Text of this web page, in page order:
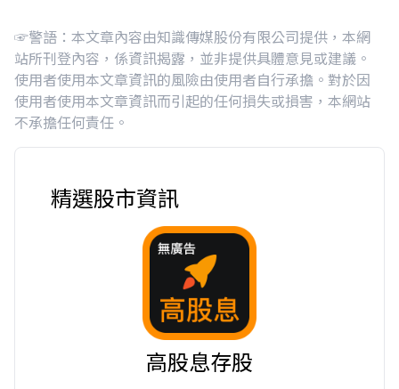
☞警語：本文章內容由知識傳媒股份有限公司提供，本網
站所刊登內容，係資訊揭露，並非提供具體意見或建議。
使用者使用本文章資訊的風險由使用者自行承擔。對於因
使用者使用本文章資訊而引起的任何損失或損害，本網站
不承擔任何責任。
精選股市資訊
高股息存股